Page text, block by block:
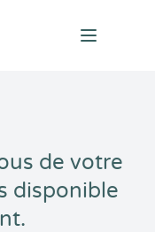
Open
de votre
disponible